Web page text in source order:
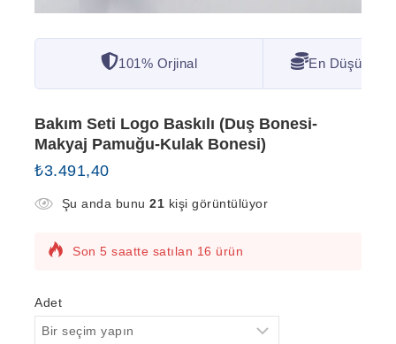
101% Orjinal En Düşük
Bakım Seti Logo Baskılı (Duş Bonesi-
Makyaj Pamuğu-Kulak Bonesi)
₺3.491,40
Şu anda bunu 21 kişi görüntülüyor
Son 5 saatte satılan 16 ürün
Adet